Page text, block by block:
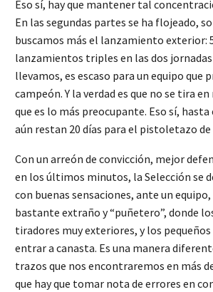
Eso sí, hay que mantener tal
En las segundas partes se ha flojeado,
buscamos más el lanzamiento exterior:
lanzamientos triples en las dos jornadas
llevamos, es escaso para un equipo que
campeón. Y la verdad es que no se tira
que es lo más preocupante. Eso sí,
aún restan 20 días para el pistoletazo de
Con un arreón de convicción, mejor
en los últimos minutos, la Selección se
con buenas sensaciones, ante un
bastante extraño y “puñetero”, donde
tiradores muy exteriores, y los pequeños
entrar a canasta. Es una manera
trazos que nos encontraremos en más
que hay que tomar nota de errores en